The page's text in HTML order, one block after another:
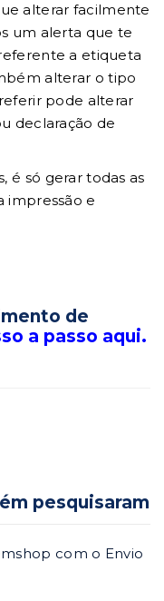
alterar facilmente
um alerta que te
a etiqueta
alterar o tipo
pode alterar
declaração de
é só gerar todas as
impressão e
de
a passo aqui.
pesquisaram
com o Envio